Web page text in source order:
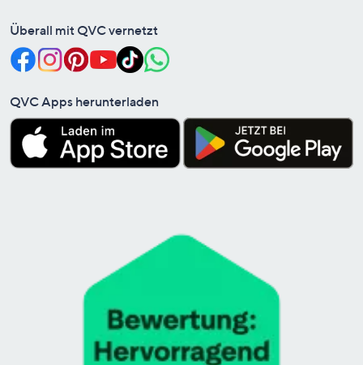
Überall mit QVC vernetzt
QVC Apps herunterladen